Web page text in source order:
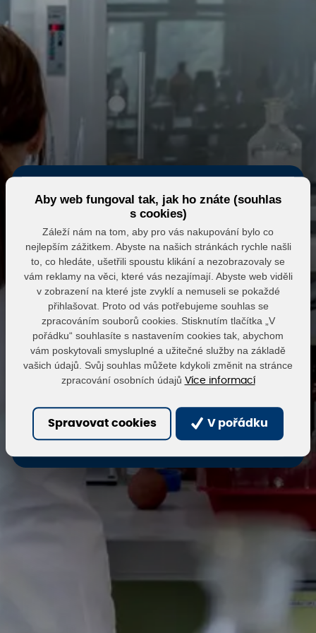
Eshop MK MARKET
Přihlášení do partnerské zóny
E-mail
Heslo
Přihlásit Obnovit heslo
Zaregistrovat se
Aby web fungoval tak, jak ho znáte (souhlas
s cookies)
Záleží nám na tom, aby pro vás nakupování bylo co
nejlepším zážitkem. Abyste na našich stránkách rychle našli
to, co hledáte, ušetřili spoustu klikání a nezobrazovaly se
vám reklamy na věci, které vás nezajímají. Abyste web viděli
v zobrazení na které jste zvyklí a nemuseli se pokaždé
přihlašovat. Proto od vás potřebujeme souhlas se
zpracováním souborů cookies. Stisknutím tlačítka „V
pořádku“ souhlasíte s nastavením cookies tak, abychom
vám poskytovali smysluplné a užitečné služby na základě
vašich údajů. Svůj souhlas můžete kdykoli změnit na stránce
zpracování osobních údajů Více informací
Spravovat cookies V pořádku